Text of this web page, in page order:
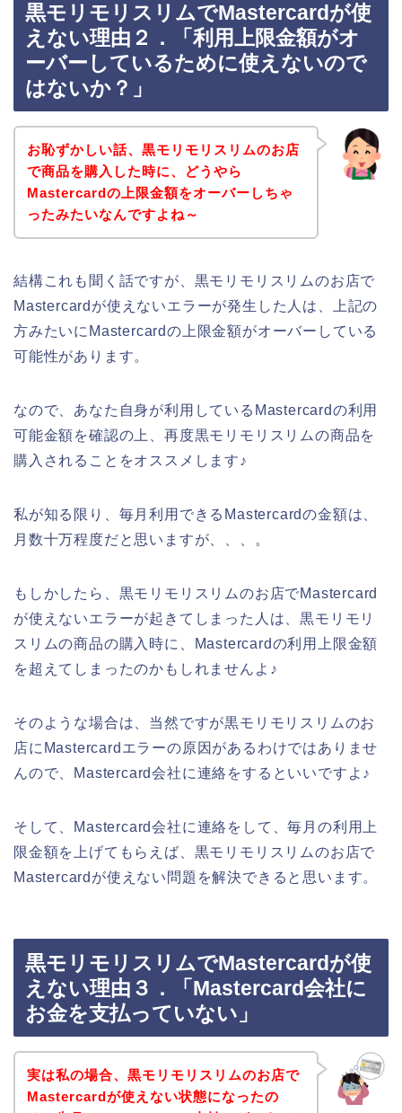
黒モリモリスリムでMastercardが使
えない理由２．「利用上限金額がオ
ーバーしているために使えないので
はないか？」
お恥ずかしい話、黒モリモリスリムのお店
で商品を購入した時に、どうやら
Mastercardの上限金額をオーバーしちゃ
ったみたいなんですよね～
結構これも聞く話ですが、黒モリモリスリムのお店で
Mastercardが使えないエラーが発生した人は、上記の
方みたいにMastercardの上限金額がオーバーしている
可能性があります。
なので、あなた自身が利用しているMastercardの利用
可能金額を確認の上、再度黒モリモリスリムの商品を
購入されることをオススメします♪
私が知る限り、毎月利用できるMastercardの金額は、
月数十万程度だと思いますが、、、。
もしかしたら、黒モリモリスリムのお店でMastercard
が使えないエラーが起きてしまった人は、黒モリモリ
スリムの商品の購入時に、Mastercardの利用上限金額
を超えてしまったのかもしれませんよ♪
そのような場合は、当然ですが黒モリモリスリムのお
店にMastercardエラーの原因があるわけではありませ
んので、Mastercard会社に連絡をするといいですよ♪
そして、Mastercard会社に連絡をして、毎月の利用上
限金額を上げてもらえば、黒モリモリスリムのお店で
Mastercardが使えない問題を解決できると思います。
黒モリモリスリムでMastercardが使
えない理由３．「Mastercard会社に
お金を支払っていない」
実は私の場合、黒モリモリスリムのお店で
Mastercardが使えない状態になったの